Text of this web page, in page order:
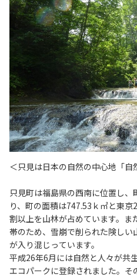
＜只見は日本の自然の中心地「自
只見町は福島県の西南に位置し
り、町の面積は747.53ｋ㎡と東
割以上を山林が占めています。
帯のため、雪崩で削られた険し
が入り混じっています。
平成26年6月には自然と人々が共
エコパークに登録されました。そ